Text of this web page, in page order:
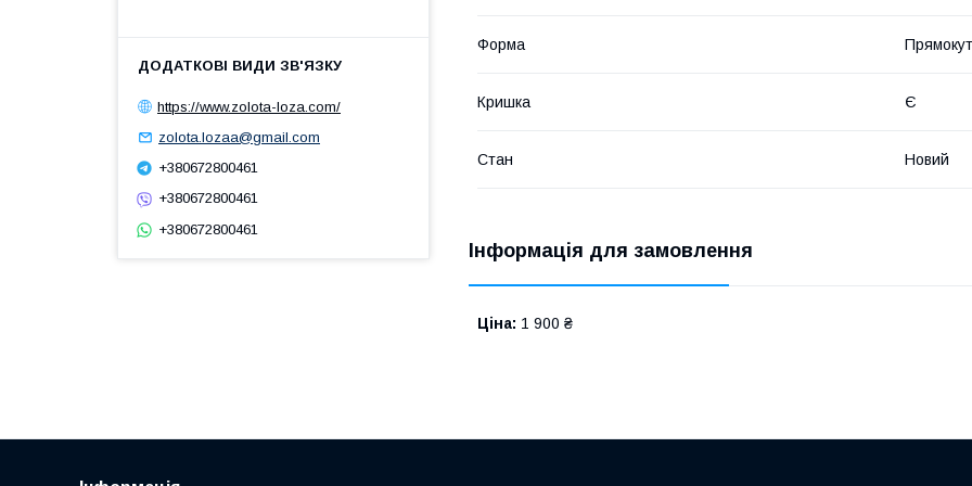
Форма
Кришка Є
Стан Новий
Інформація для замовлення
Ціна: 1 900 ₴
https://www.zolota-loza.com/
zolota.lozaa@gmail.com
+380672800461
+380672800461
+380672800461